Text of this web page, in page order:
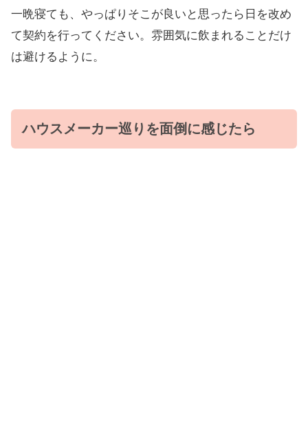
一晩寝ても、やっぱりそこが良いと思ったら日を改め
て契約を行ってください。雰囲気に飲まれることだけ
は避けるように。
ハウスメーカー巡りを面倒に感じたら